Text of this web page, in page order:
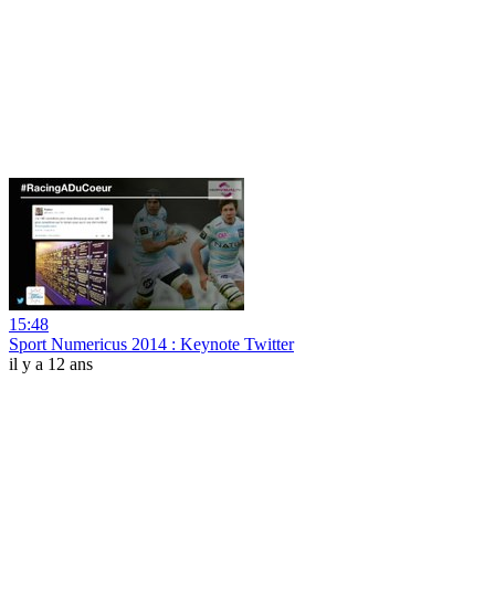
15:48
Sport Numericus 2014 : Keynote Twitter
il y a 12 ans